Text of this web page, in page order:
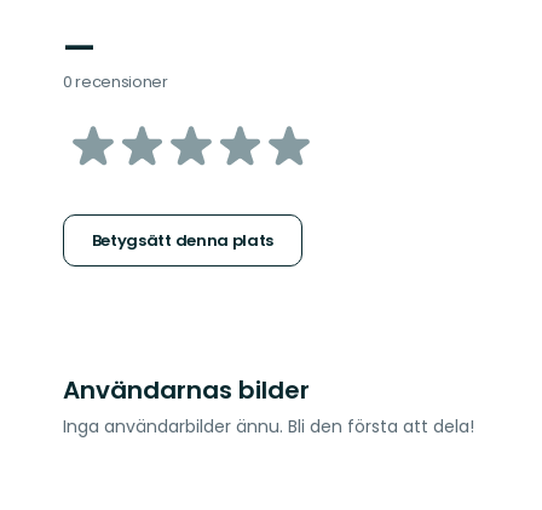
—
0 recensioner
av
stjärnor
Betygsätt denna plats
Användarnas bilder
Inga användarbilder ännu. Bli den första att dela!